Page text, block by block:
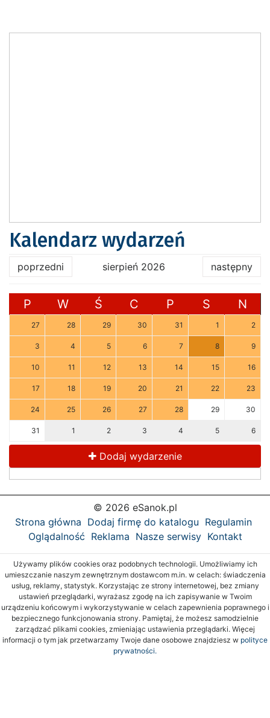
Kalendarz wydarzeń
poprzedni sierpień 2026 następny
P W Ś C P S N
27 28 29 30 31 1 2
3 4 5 6 7 8 9
10 11 12 13 14 15 16
17 18 19 20 21 22 23
24 25 26 27 28 29 30
31 1 2 3 4 5 6
Dodaj wydarzenie
© 2026 eSanok.pl
Strona główna Dodaj firmę do katalogu Regulamin
Oglądalność Reklama Nasze serwisy Kontakt
Używamy plików cookies oraz podobnych technologii. Umożliwiamy ich
umieszczanie naszym zewnętrznym dostawcom m.in. w celach: świadczenia
usług, reklamy, statystyk. Korzystając ze strony internetowej, bez zmiany
ustawień przeglądarki, wyrażasz zgodę na ich zapisywanie w Twoim
urządzeniu końcowym i wykorzystywanie w celach zapewnienia poprawnego i
bezpiecznego funkcjonowania strony. Pamiętaj, że możesz samodzielnie
zarządzać plikami cookies, zmieniając ustawienia przeglądarki. Więcej
informacji o tym jak przetwarzamy Twoje dane osobowe znajdziesz w polityce
prywatności.